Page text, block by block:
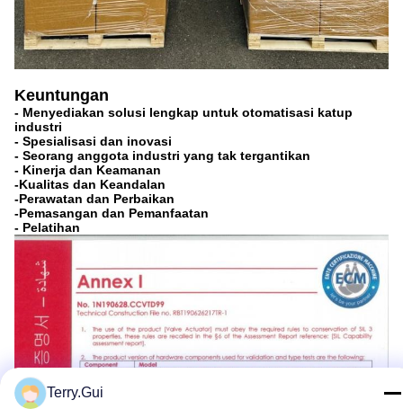
Keuntungan
- Menyediakan solusi lengkap untuk otomatisasi katup
industri
- Spesialisasi dan inovasi
- Seorang anggota industri yang tak tergantikan
- Kinerja dan Keamanan
-Kualitas dan Keandalan
-Perawatan dan Perbaikan
-Pemasangan dan Pemanfaatan
- Pelatihan
Terry.Gui